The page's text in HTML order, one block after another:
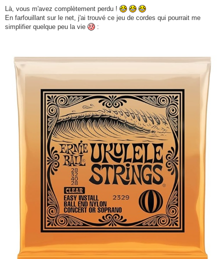
s
s
a
g
Là, vous m'avez complètement perdu !
En farfouillant sur le net, j'ai trouvé ce jeu de cordes qui pourrait me
simplifier quelque peu la vie
: